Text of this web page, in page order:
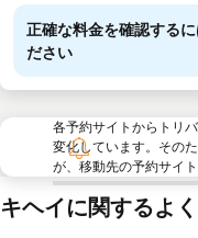
正確な料金を確認する
ださい
各予約サイトからトリ
変化しています。その
が、移動先の予約サイ
キヘイに関するよ